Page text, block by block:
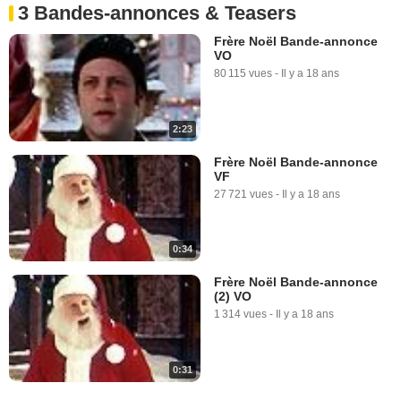
3 Bandes-annonces & Teasers
2:23
Frère Noël Bande-annonce
VO
80 115 vues - Il y a 18 ans
0:34
Frère Noël Bande-annonce
VF
27 721 vues - Il y a 18 ans
0:31
Frère Noël Bande-annonce
(2) VO
1 314 vues - Il y a 18 ans